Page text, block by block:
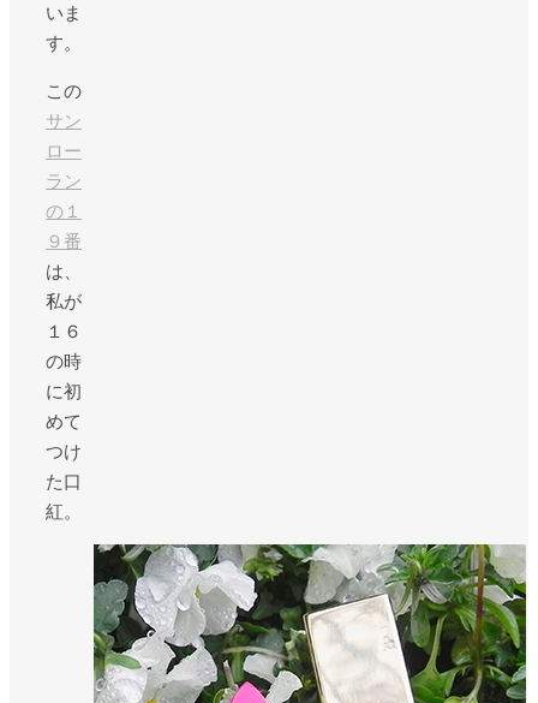
いま
す。
この
サン
ロー
ラン
の１
９番
は、
私が
１６
の時
に初
めて
つけ
た口
紅。